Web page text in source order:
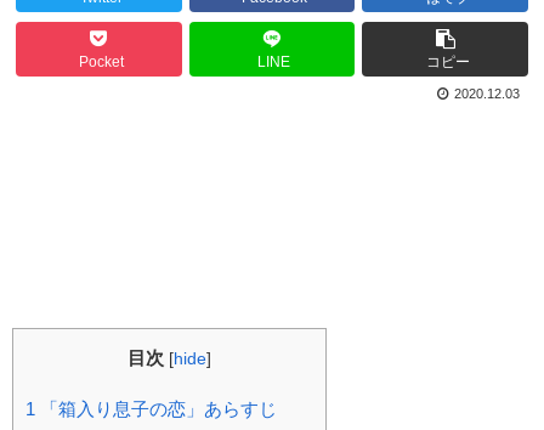
Pocket LINE コピー
2020.12.03
目次 [hide]
1 「箱入り息子の恋」あらすじ